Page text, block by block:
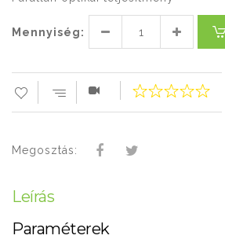
Mennyiség:
Megosztás:
Leírás
Paraméterek